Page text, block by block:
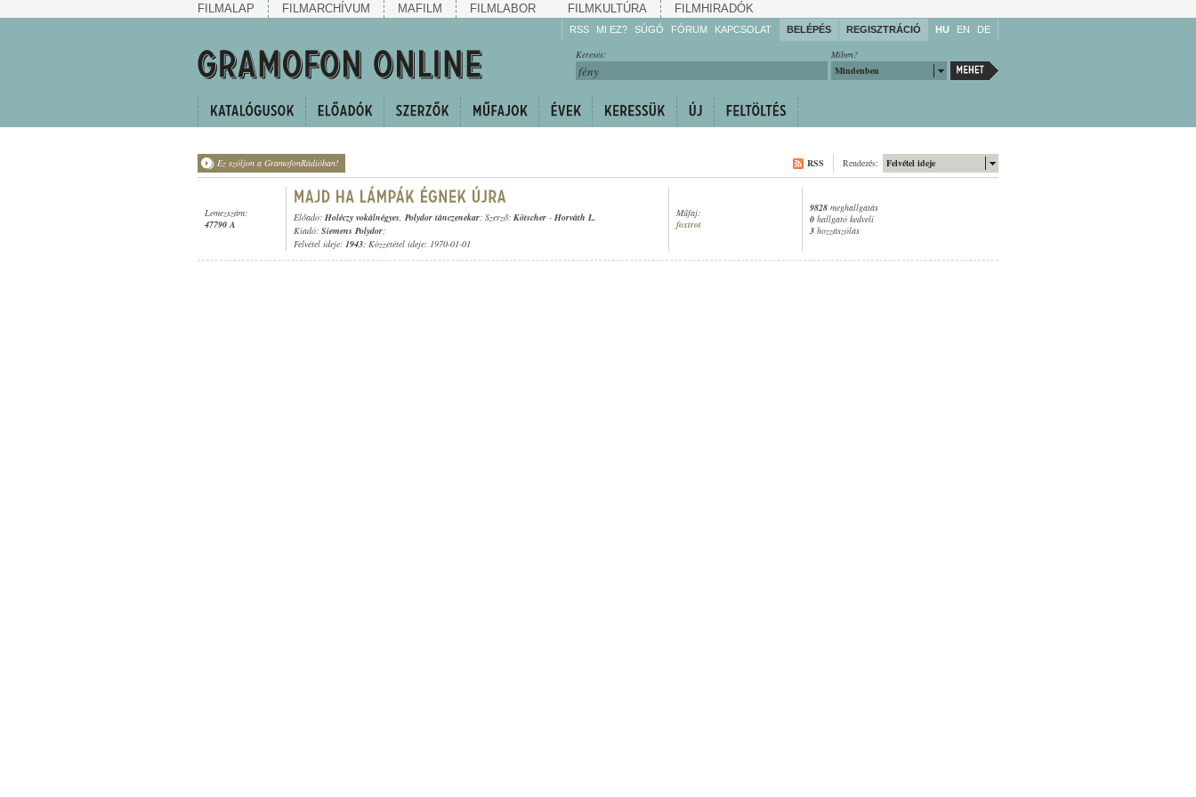
FILMALAP FILMARCHÍVUM MAFILM FILMLABOR FILMKULTÚRA FILMHIRADÓK
RSS MI EZ? SÚGÓ
Gyarapítsa!
FÓRUM KAPCSOLAT BELÉPÉS REGISZTRÁCIÓ HU EN DE
Miben?
Mindenben
Keresés:
Ez szóljon a GramofonRádióban! Felvétel ideje
Rendezés:
RSS
Lemezszám:
47790 A
Előadó: Holéczy vokálnégyes, Polydor tánczenekar; Szerző: Kötscher - Horváth L.
Kiadó: Siemens Polydor;
Felvétel ideje: 1943; Közzététel ideje: 1970-01-01
Műfaj:
foxtrot
9828 meghallgatás
0 hallgató kedveli
3 hozzászólás